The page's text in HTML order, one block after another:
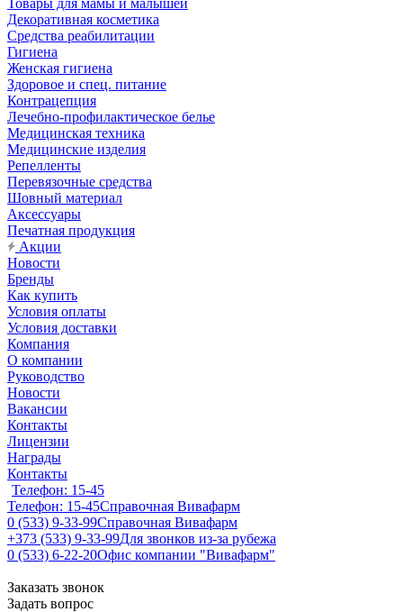
Товары для мамы и малышей
Декоративная косметика
Средства реабилитации
Гигиена
Женская гигиена
Здоровое и спец. питание
Контрацепция
Лечебно-профилактическое белье
Медицинская техника
Медицинские изделия
Репелленты
Перевязочные средства
Шовный материал
Аксессуары
Печатная продукция
Акции
Новости
Бренды
Как купить
Условия оплаты
Условия доставки
Компания
О компании
Руководство
Новости
Вакансии
Контакты
Лицензии
Награды
Контакты
Телефон: 15-45
Телефон: 15-45Справочная Вивафарм
0 (533) 9-33-99Справочная Вивафарм
+373 (533) 9-33-99Для звонков из-за рубежа
0 (533) 6-22-20Офис компании "Вивафарм"
Заказать звонок
Задать вопрос